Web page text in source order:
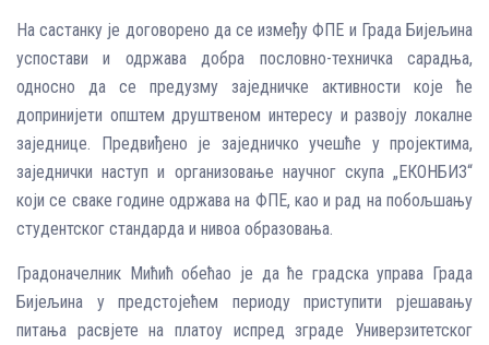
На састанку је договорено да се између ФПЕ и Града Бијељина
успостави и одржава добра пословно-техничка сарадња,
односно да се предузму заједничке активности које ће
допринијети општем друштвеном интересу и развоју локалне
заједнице. Предвиђено је заједничко учешће у пројектима,
заједнички наступ и организовање научног скупа „ЕКОНБИЗ“
који се сваке године одржава на ФПЕ, као и рад на побољшању
студентског стандарда и нивоа образовања.
Градоначелник Мићић обећао је да ће градска управа Града
Бијељина у предстојећем периоду приступити рјешавању
питања расвјете на платоу испред зграде Универзитетског